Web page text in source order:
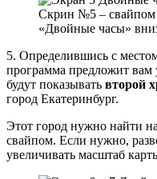
Скрин №5 – свайпом
«Двойные часы»
5. Определившись с
программа предложит вам
будут показывать второй
город Екатеринбург.
Этот город нужно найти
свайпом. Если нужно,
увеличивать масштаб